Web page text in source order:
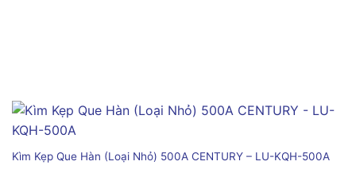
Kìm Kẹp Que Hàn (Loại Nhỏ) 500A CENTURY – LU-KQH-500A